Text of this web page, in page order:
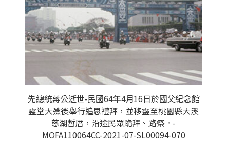
先總統蔣公逝世-民國64年4月16日於國父紀念館
靈堂大殮後舉行追思禮拜，並移靈至桃園縣大溪
慈湖暫厝，沿途民眾跪拜、路祭。-
MOFA110064CC-2021-07-SL00094-070